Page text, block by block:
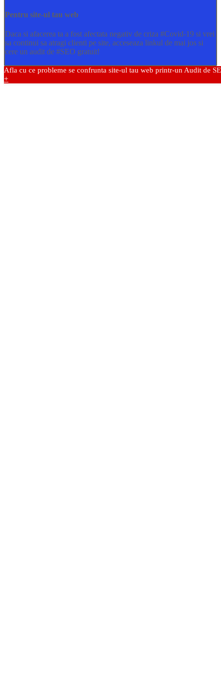
Pentru site-ul tau web
Daca si afacerea ta a fost afectata negativ de criza #Covid-19 si vrei
sa continui sa atragi clienti pe site, acceseaza linkul de mai jos si
cere un audit de #SEO gratuit!
Afla cu ce probleme se confrunta site-ul tau web printr-un Audit de
+